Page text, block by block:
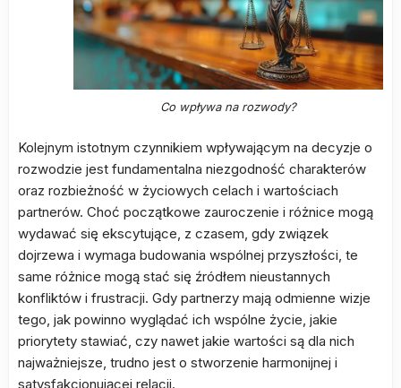
Co wpływa na rozwody?
Kolejnym istotnym czynnikiem wpływającym na decyzje o
rozwodzie jest fundamentalna niezgodność charakterów
oraz rozbieżność w życiowych celach i wartościach
partnerów. Choć początkowe zauroczenie i różnice mogą
wydawać się ekscytujące, z czasem, gdy związek
dojrzewa i wymaga budowania wspólnej przyszłości, te
same różnice mogą stać się źródłem nieustannych
konfliktów i frustracji. Gdy partnerzy mają odmienne wizje
tego, jak powinno wyglądać ich wspólne życie, jakie
priorytety stawiać, czy nawet jakie wartości są dla nich
najważniejsze, trudno jest o stworzenie harmonijnej i
satysfakcjonującej relacji.